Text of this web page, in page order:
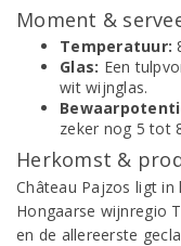
Moment &
Temperatuur:
Glas: Een
wit wijnglas.
zeker nog 5 tot
Herkomst &
Château Pajzos ligt in
Hongaarse wijnregio
en de allereerste